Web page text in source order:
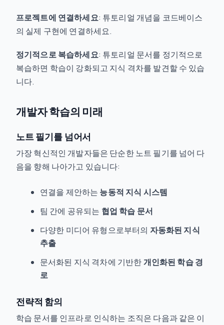
프로젝트에 연결하세요: 튜토리얼 개념을 코드베이스
의 실제 구현에 연결하세요.
정기적으로 복습하세요: 튜토리얼 문서를 정기적으로
복습하면 학습이 강화되고 지식 격차를 발견할 수 있습
니다.
개발자 학습의 미래
노트 필기를 넘어서
가장 혁신적인 개발자들은 단순한 노트 필기를 넘어 다
음을 향해 나아가고 있습니다:
연결을 제안하는 능동적 지식 시스템
팀 간에 공유되는 협업 학습 문서
다양한 미디어 유형으로부터의 자동화된 지식
추출
문서화된 지식 격차에 기반한개인화된 학습 경
로
전략적 함의
학습 문서를 인프라로 인식하는 조직은 다음과 같은 이